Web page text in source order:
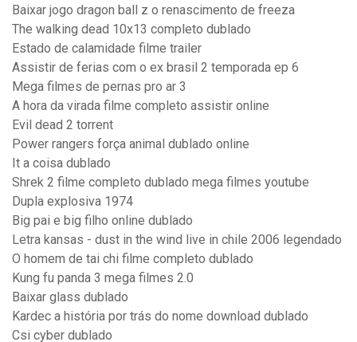
Baixar jogo dragon ball z o renascimento de freeza
The walking dead 10x13 completo dublado
Estado de calamidade filme trailer
Assistir de ferias com o ex brasil 2 temporada ep 6
Mega filmes de pernas pro ar 3
A hora da virada filme completo assistir online
Evil dead 2 torrent
Power rangers força animal dublado online
It a coisa dublado
Shrek 2 filme completo dublado mega filmes youtube
Dupla explosiva 1974
Big pai e big filho online dublado
Letra kansas - dust in the wind live in chile 2006 legendado
O homem de tai chi filme completo dublado
Kung fu panda 3 mega filmes 2.0
Baixar glass dublado
Kardec a história por trás do nome download dublado
Csi cyber dublado